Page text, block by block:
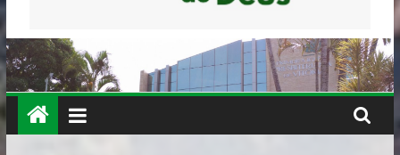
Presbiteriana
de